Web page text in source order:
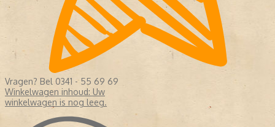
Vragen? Bel 0341 - 55 69 69
Winkelwagen inhoud: Uw
winkelwagen is nog leeg.